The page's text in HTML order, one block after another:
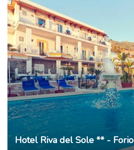
Hotel Riva del Sole ** - Forio